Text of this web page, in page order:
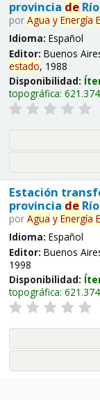
provincia de
por Agua y Energía
Idioma: Español
Editor: Buenos
estado, 1988
Disponibilidad:
topográfica:
Estación
provincia de
por Agua y Energía
Idioma: Español
Editor: Buenos
1998
Disponibilidad:
topográfica: